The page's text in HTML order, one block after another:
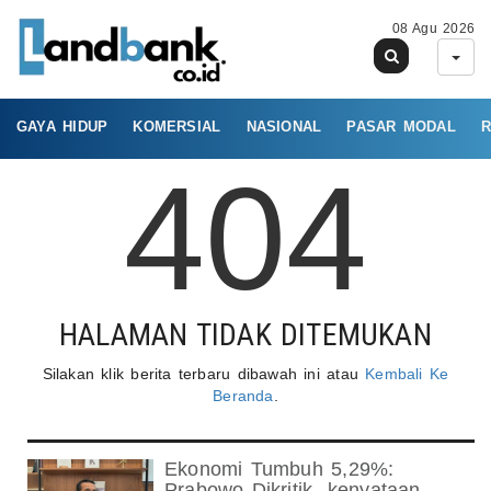
08 Agu 2026
GAYA HIDUP KOMERSIAL NASIONAL PASAR MODAL
404
HALAMAN TIDAK DITEMUKAN
Silakan klik berita terbaru dibawah ini atau Kembali Ke
Beranda
Ekonomi Tumbuh 5,29%: